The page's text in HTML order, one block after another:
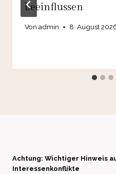
beeinflussen
Von admin 8. August
Achtung: Wichtiger Hinweis
Interessenkonflikte